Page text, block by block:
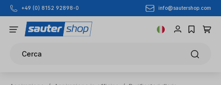
Passa al contenuto principale
+49 (0) 8152 92898-0 info@sautershop.com
Cerca